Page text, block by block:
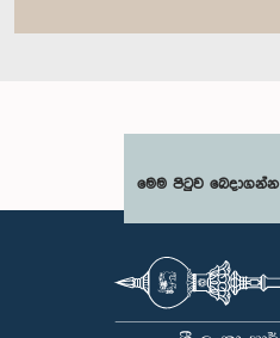
මෙම පිටුව බෙදාගන්න